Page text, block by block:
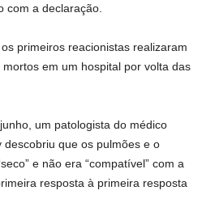
com a declaração.
primeiros reacionistas realizaram
em um hospital por volta das
um patologista do médico
que os pulmões e o
e não era “compatível” com a
resposta à primeira resposta